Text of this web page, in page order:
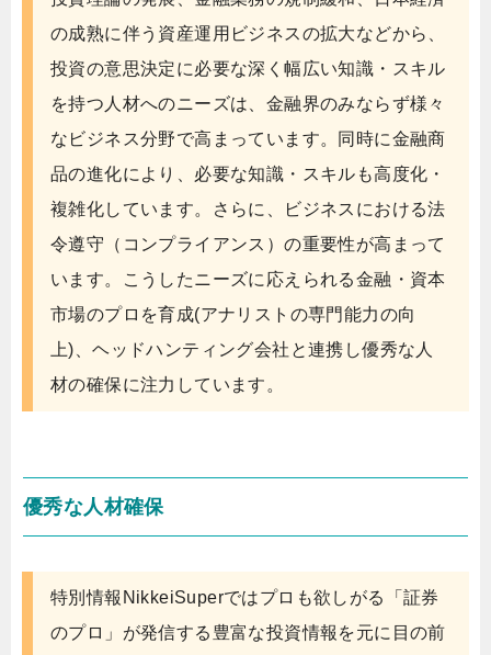
の成熟に伴う資産運用ビジネスの拡大などから、
投資の意思決定に必要な深く幅広い知識・スキル
を持つ人材へのニーズは、金融界のみならず様々
なビジネス分野で高まっています。同時に金融商
品の進化により、必要な知識・スキルも高度化・
複雑化しています。さらに、ビジネスにおける法
令遵守（コンプライアンス）の重要性が高まって
います。こうしたニーズに応えられる金融・資本
市場のプロを育成(アナリストの専門能力の向
上)、ヘッドハンティング会社と連携し優秀な人
材の確保に注力しています。
優秀な人材確保
特別情報NikkeiSuperではプロも欲しがる「証券
のプロ」が発信する豊富な投資情報を元に目の前